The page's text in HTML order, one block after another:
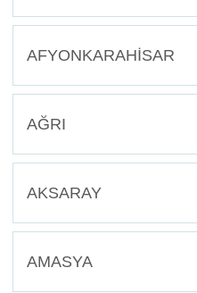
AFYONKARAHİSAR
AĞRI
AKSARAY
AMASYA